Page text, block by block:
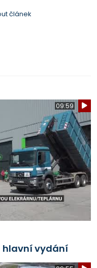
článek
09:59
hlavní vydání